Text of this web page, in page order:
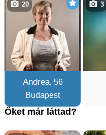
Andrea, 56
Budapest
20 3
Őket már láttad?